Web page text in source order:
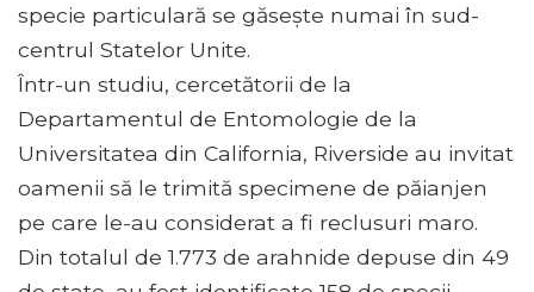
specie particulară se găsește numai în sud-
centrul Statelor Unite.
Într-un studiu, cercetătorii de la
Departamentul de Entomologie de la
Universitatea din California, Riverside au invitat
oamenii să le trimită specimene de păianjen
pe care le-au considerat a fi reclusuri maro.
Din totalul de 1.773 de arahnide depuse din 49